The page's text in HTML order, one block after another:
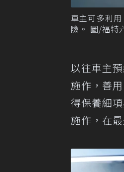
車主可多利
險。 圖/福特
以往車主
施作，善
得保養細
施作，在